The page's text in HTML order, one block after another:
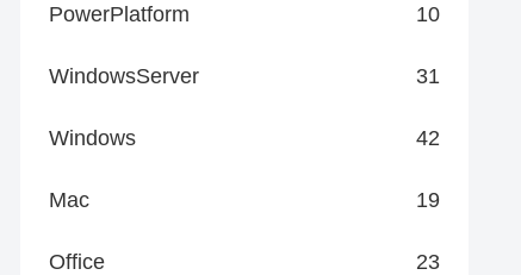
PowerPlatform 10
WindowsServer 31
Windows 42
Mac 19
Office 23